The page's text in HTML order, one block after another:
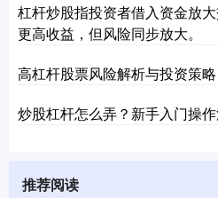
杠杆炒股指投资者借入资金放
更高收益，但风险同步放大。
高杠杆股票风险解析与投资策略
炒股杠杆怎么弄？新手入门操
推荐阅读